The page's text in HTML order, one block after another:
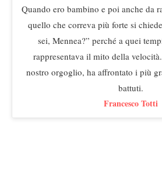
Quando ero bambino e poi anche da
quello che correva più forte si
sei, Mennea?” perché a quei
rappresentava il mito della
nostro orgoglio, ha affrontato i più
battuti.
Francesco Totti